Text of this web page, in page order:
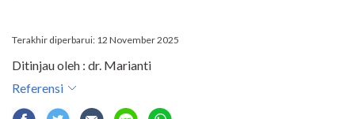
Terakhir diperbarui: 12 November 2025